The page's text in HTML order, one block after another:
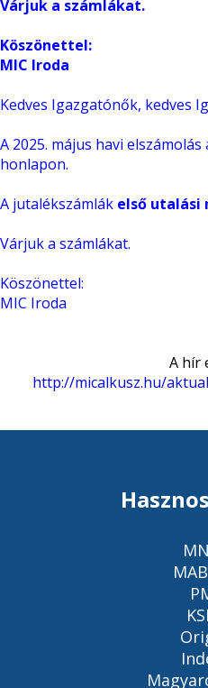
Várjuk a számlákat.
Köszönettel:
MIC Iroda
Kedves Igazgatónők, kedves
A 2025. május havi
honlapon.
A jutalékszámlák első utalási
Várjuk a számlákat.
Köszönettel:
MIC Iroda
A hír
http://micalkusz.hu/